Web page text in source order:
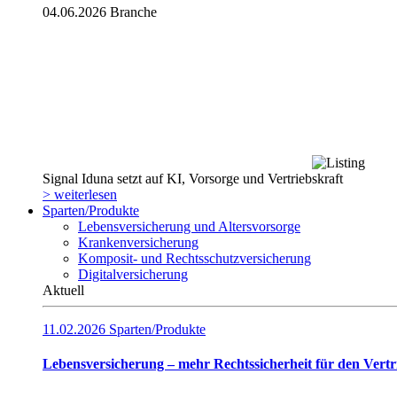
04.06.2026 Branche
Signal Iduna setzt auf KI, Vorsorge und Vertriebskraft
> weiterlesen
Sparten/Produkte
Lebensversicherung und Altersvorsorge
Krankenversicherung
Komposit- und Rechtsschutzversicherung
Digitalversicherung
Aktuell
11.02.2026 Sparten/Produkte
Lebensversicherung – mehr Rechtssicherheit für den